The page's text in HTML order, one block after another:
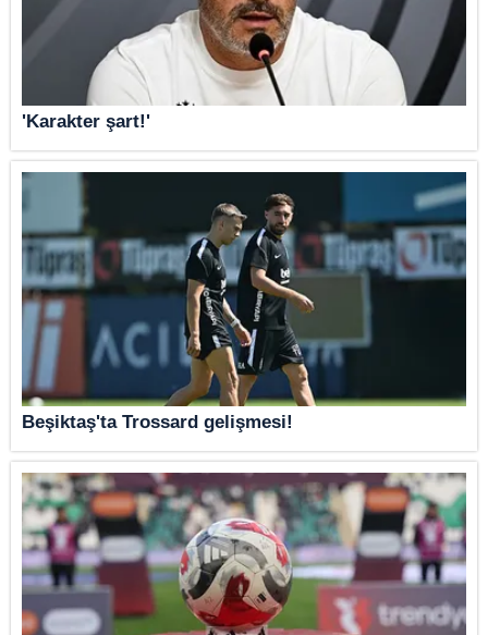
'Karakter şart!'
Beşiktaş'ta Trossard gelişmesi!